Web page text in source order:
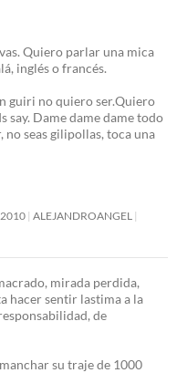
Quiero parlar una mica
inglés o francés.
guiri no quiero ser.Quiero
say. Dame dame dame todo
no seas gilipollas, toca una
ALEJANDROANGEL
mirada perdida,
hacer sentir lastima a la
de
su traje de 1000